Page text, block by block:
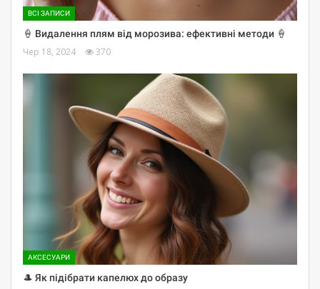
ВСІ ЗАПИСИ
🍦 Видалення плям від морозива: ефективні методи 🍦
Чер 18, 2024 370
АКСЕСУАРИ
🎩 Як підібрати капелюх до образу